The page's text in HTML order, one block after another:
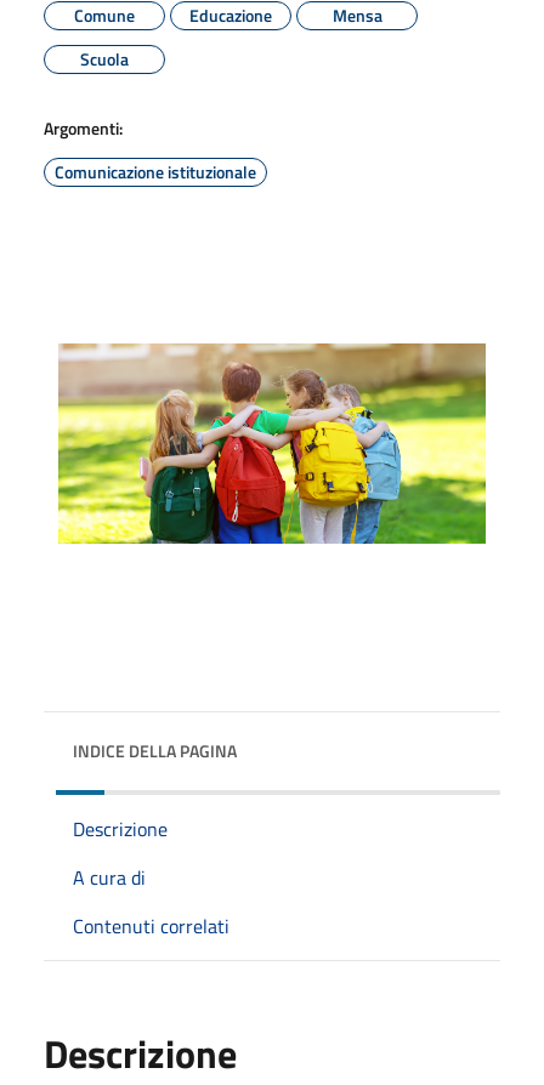
Comune
Educazione
Mensa
Scuola
Argomenti:
Comunicazione istituzionale
INDICE DELLA PAGINA
Descrizione
A cura di
Contenuti correlati
Descrizione